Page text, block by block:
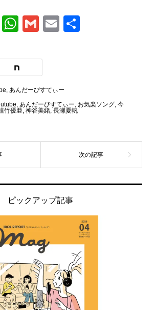
WeChat
WhatsApp
GmailEmail
, あんだーびすてぃー
, あんだーびすてぃー, お気楽ソング, 今
竹優亜, 神谷美緒, 長瀬夏帆
ピックアップ記事